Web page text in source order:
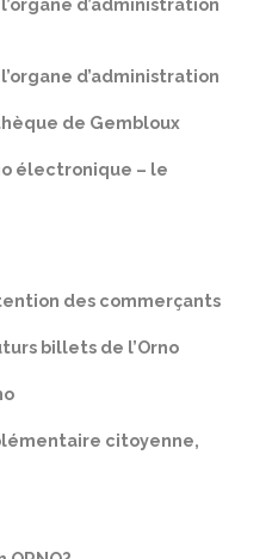
d’administration
d’administration
de Gembloux
électronique – le
des commerçants
billets de l’Orno
citoyenne,